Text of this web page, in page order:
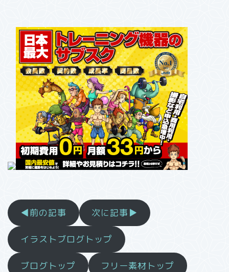
◀前の記事 次に記事▶
イラストブログトップ
ブログトップ フリー素材トップ